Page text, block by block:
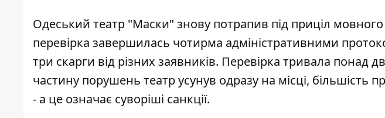
Одеський театр "Маски" знову потрапив під приціл
перевірка завершилась чотирма адміністративними
три скарги від різних заявників. Перевірка тривала понад
частину порушень театр усунув одразу на місці,
- а це означає суворіші санкції.